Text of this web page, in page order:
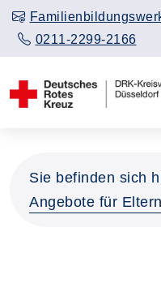
0211-2299-2166
Sie befinden sich
Angebote für Eltern